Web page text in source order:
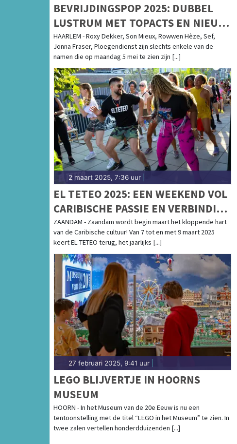
BEVRIJDINGSPOP 2025: DUBBEL
LUSTRUM MET TOPACTS EN NIEUW
TALENT
HAARLEM - Roxy Dekker, Son Mieux, Rowwen Hèze, Sef,
Jonna Fraser, Ploegendienst zijn slechts enkele van de
namen die op maandag 5 mei te zien zijn [...]
2 maart 2025, 7:36 uur
EL TETEO 2025: EEN WEEKEND VOL
CARIBISCHE PASSIE EN VERBINDING
IN ZAANDAM – 7 T/M 9 MAART
ZAANDAM - Zaandam wordt begin maart het kloppende hart
van de Caribische cultuur! Van 7 tot en met 9 maart 2025
keert EL TETEO terug, het jaarlijks [...]
27 februari 2025, 9:41 uur
LEGO BLIJVERTJE IN HOORNS
MUSEUM
HOORN - In het Museum van de 20e Eeuw is nu een
tentoonstelling met de titel “LEGO in het Museum” te zien. In
twee zalen vertellen honderdduizenden [...]